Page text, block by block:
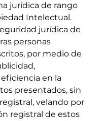
jurídica de rango
Intelectual.
jurídica de
personas
por medio de
en la
presentados, sin
velando por
registral de estos